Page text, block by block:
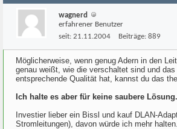
wagnerd
erfahrener Benutzer
seit: 21.11.2004 Beiträge: 889
Möglicherweise, wenn genug Adern in den
genau weißt, wie die verschaltet sind und
entsprechende Qualität hat, kannst du das
Ich halte es aber für keine saubere Lösung.
Investier lieber ein Bissl und kauf DLAN-
Stromleitungen), davon würde ich mehr halten.